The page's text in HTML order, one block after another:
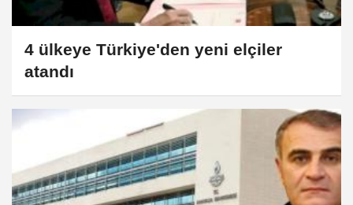
4 ülkeye Türkiye'den yeni elçiler
atandı